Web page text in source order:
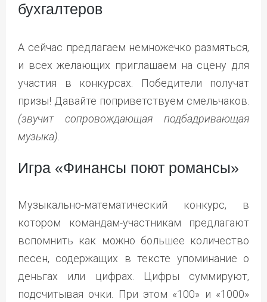
бухгалтеров
А сейчас предлагаем немножечко размяться,
и всех желающих приглашаем на сцену для
участия в конкурсах. Победители получат
призы! Давайте поприветствуем смельчаков.
(звучит сопровождающая подбадривающая
музыка).
Игра «Финансы поют романсы»
Музыкально-математический конкурс, в
котором командам-участникам предлагают
вспомнить как можно большее количество
песен, содержащих в тексте упоминание о
деньгах или цифрах. Цифры суммируют,
подсчитывая очки. При этом «100» и «1000»